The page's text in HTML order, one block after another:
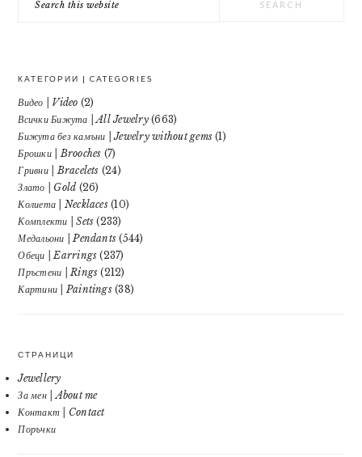
this
КАТЕГОРИИ | CATEGORIES
Видео | Video (2)
Всички Бижута | All Jewelry(663)
Бижута без камъни | Jewelry without gems (1)
Брошки | Brooches (7)
Гривни | Bracelets (24)
Злато | Gold (26)
Колиета | Necklaces(10)
Комплекти | Sets (233)
Медальони | Pendants (544)
Обеци | Earrings (237)
Пръстени | Rings (212)
Картини | Paintings(38)
СТРАНИЦИ
Jewellery
За мен | About me
Контакт | Contact
Поръчки